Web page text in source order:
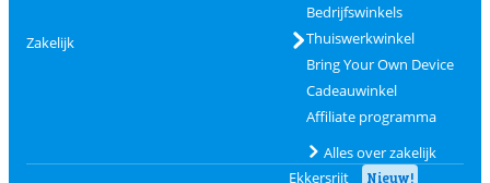
Zakelijk
Bedrijfswinkels
Thuiswerkwinkel
Bring Your Own Device
Cadeauwinkel
Affiliate programma
Alles over zakelijk
Ekkersrijt Nieuw!